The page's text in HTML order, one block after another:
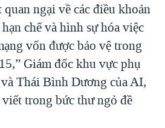
ngại về các điều khoản
chế và hình sự hóa việc
vốn được bảo vệ trong
Giám đốc khu vực phụ
Thái Bình Dương của AI,
trong bức thư ngỏ đề